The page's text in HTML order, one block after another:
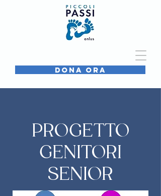
DONA ORA
PROGETTO
GENITORI
SENIOR